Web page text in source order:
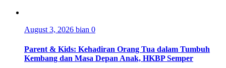
August 3, 2026 bian 0
Parent & Kids: Kehadiran Orang Tua dalam Tumbuh
Kembang dan Masa Depan Anak, HKBP Semper